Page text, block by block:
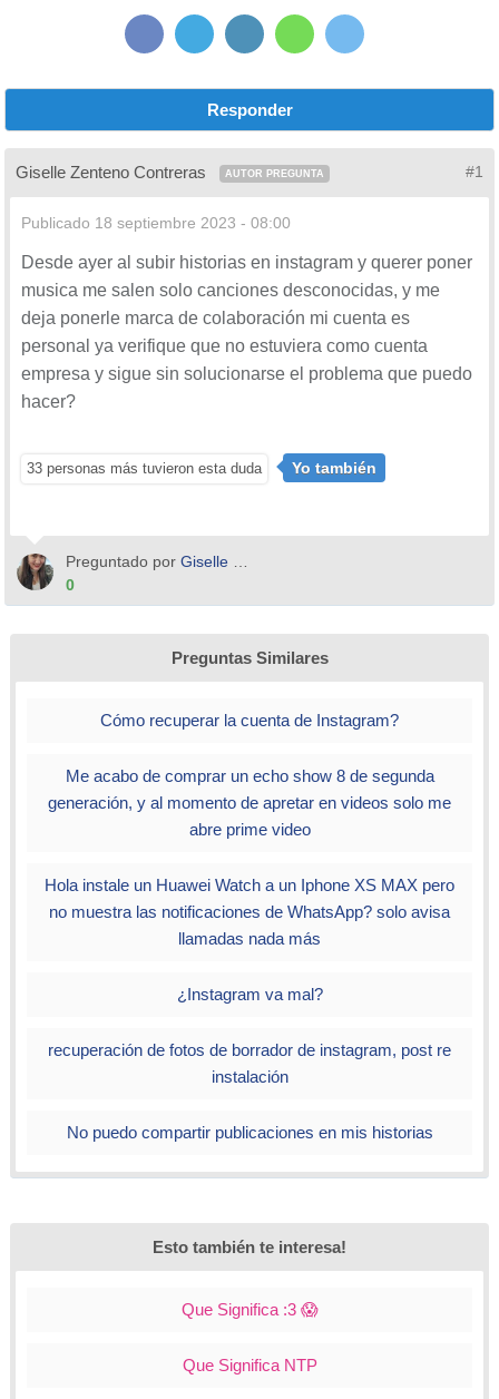
Responder
Giselle Zenteno Contreras AUTOR PREGUNTA #1
Publicado 18 septiembre 2023 - 08:00
Desde ayer al subir historias en instagram y querer poner
musica me salen solo canciones desconocidas, y me
deja ponerle marca de colaboración mi cuenta es
personal ya verifique que no estuviera como cuenta
empresa y sigue sin solucionarse el problema que puedo
hacer?
33 personas más tuvieron esta duda Yo también
Preguntado por Giselle Zenteno Contreras
0
Preguntas Similares
Cómo recuperar la cuenta de Instagram?
Me acabo de comprar un echo show 8 de segunda
generación, y al momento de apretar en videos solo me
abre prime video
Hola instale un Huawei Watch a un Iphone XS MAX pero
no muestra las notificaciones de WhatsApp? solo avisa
llamadas nada más
¿Instagram va mal?
recuperación de fotos de borrador de instagram, post re
instalación
No puedo compartir publicaciones en mis historias
Esto también te interesa!
Que Significa :3 😱
Que Significa NTP